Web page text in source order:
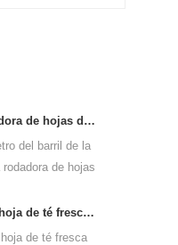
Laminadora de hojas de té verde ortodoxo 6crt-55
del barril de la
rodadora de hojas
altura 400 mm,
es 75kg / h
bambú hoja de té fresco se marchita rack tqj-20
de té fresca